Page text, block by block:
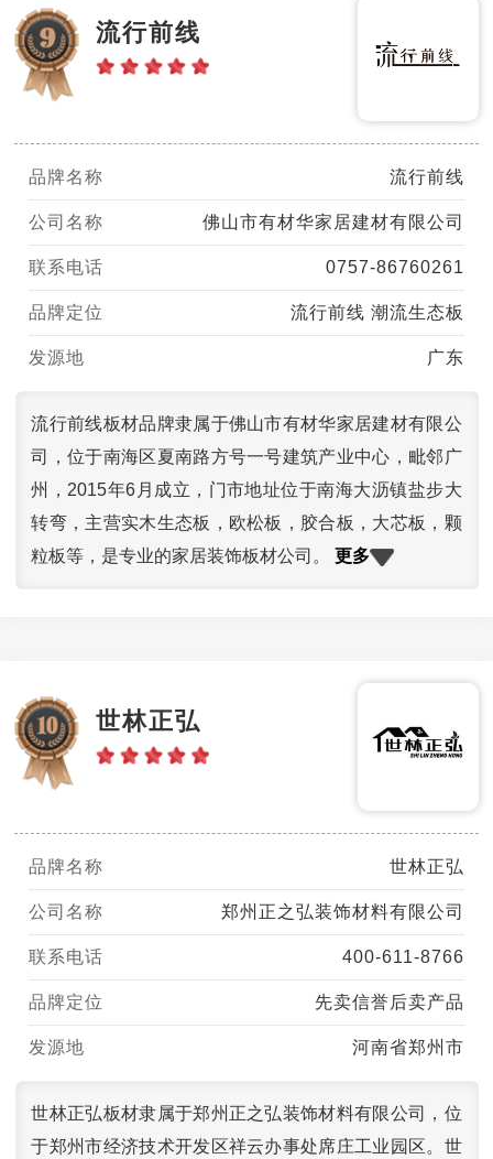
流行前线
品牌名称 流行前线
公司名称 佛山市有材华家居建材有限公司
联系电话 0757-86760261
品牌定位 流行前线 潮流生态板
发源地 广东
流行前线板材品牌隶属于佛山市有材华家居建材有限公
司，位于南海区夏南路方号一号建筑产业中心，毗邻广
州，2015年6月成立，门市地址位于南海大沥镇盐步大
转弯，主营实木生态板，欧松板，胶合板，大芯板，颗
粒板等，是专业的家居装饰板材公司。更多
世林正弘
品牌名称 世林正弘
公司名称 郑州正之弘装饰材料有限公司
联系电话 400-611-8766
品牌定位 先卖信誉后卖产品
发源地 河南省郑州市
世林正弘板材隶属于郑州正之弘装饰材料有限公司，位
于郑州市经济技术开发区祥云办事处席庄工业园区。世